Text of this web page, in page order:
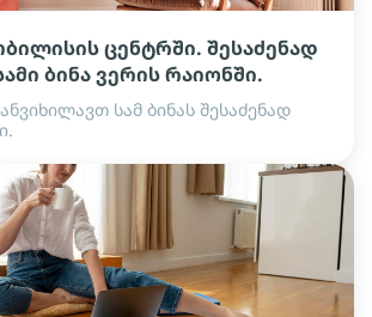
ცენტრში. შესაძენად
ბინა ვერის რაიონში.
სამ ბინას შესაძენად